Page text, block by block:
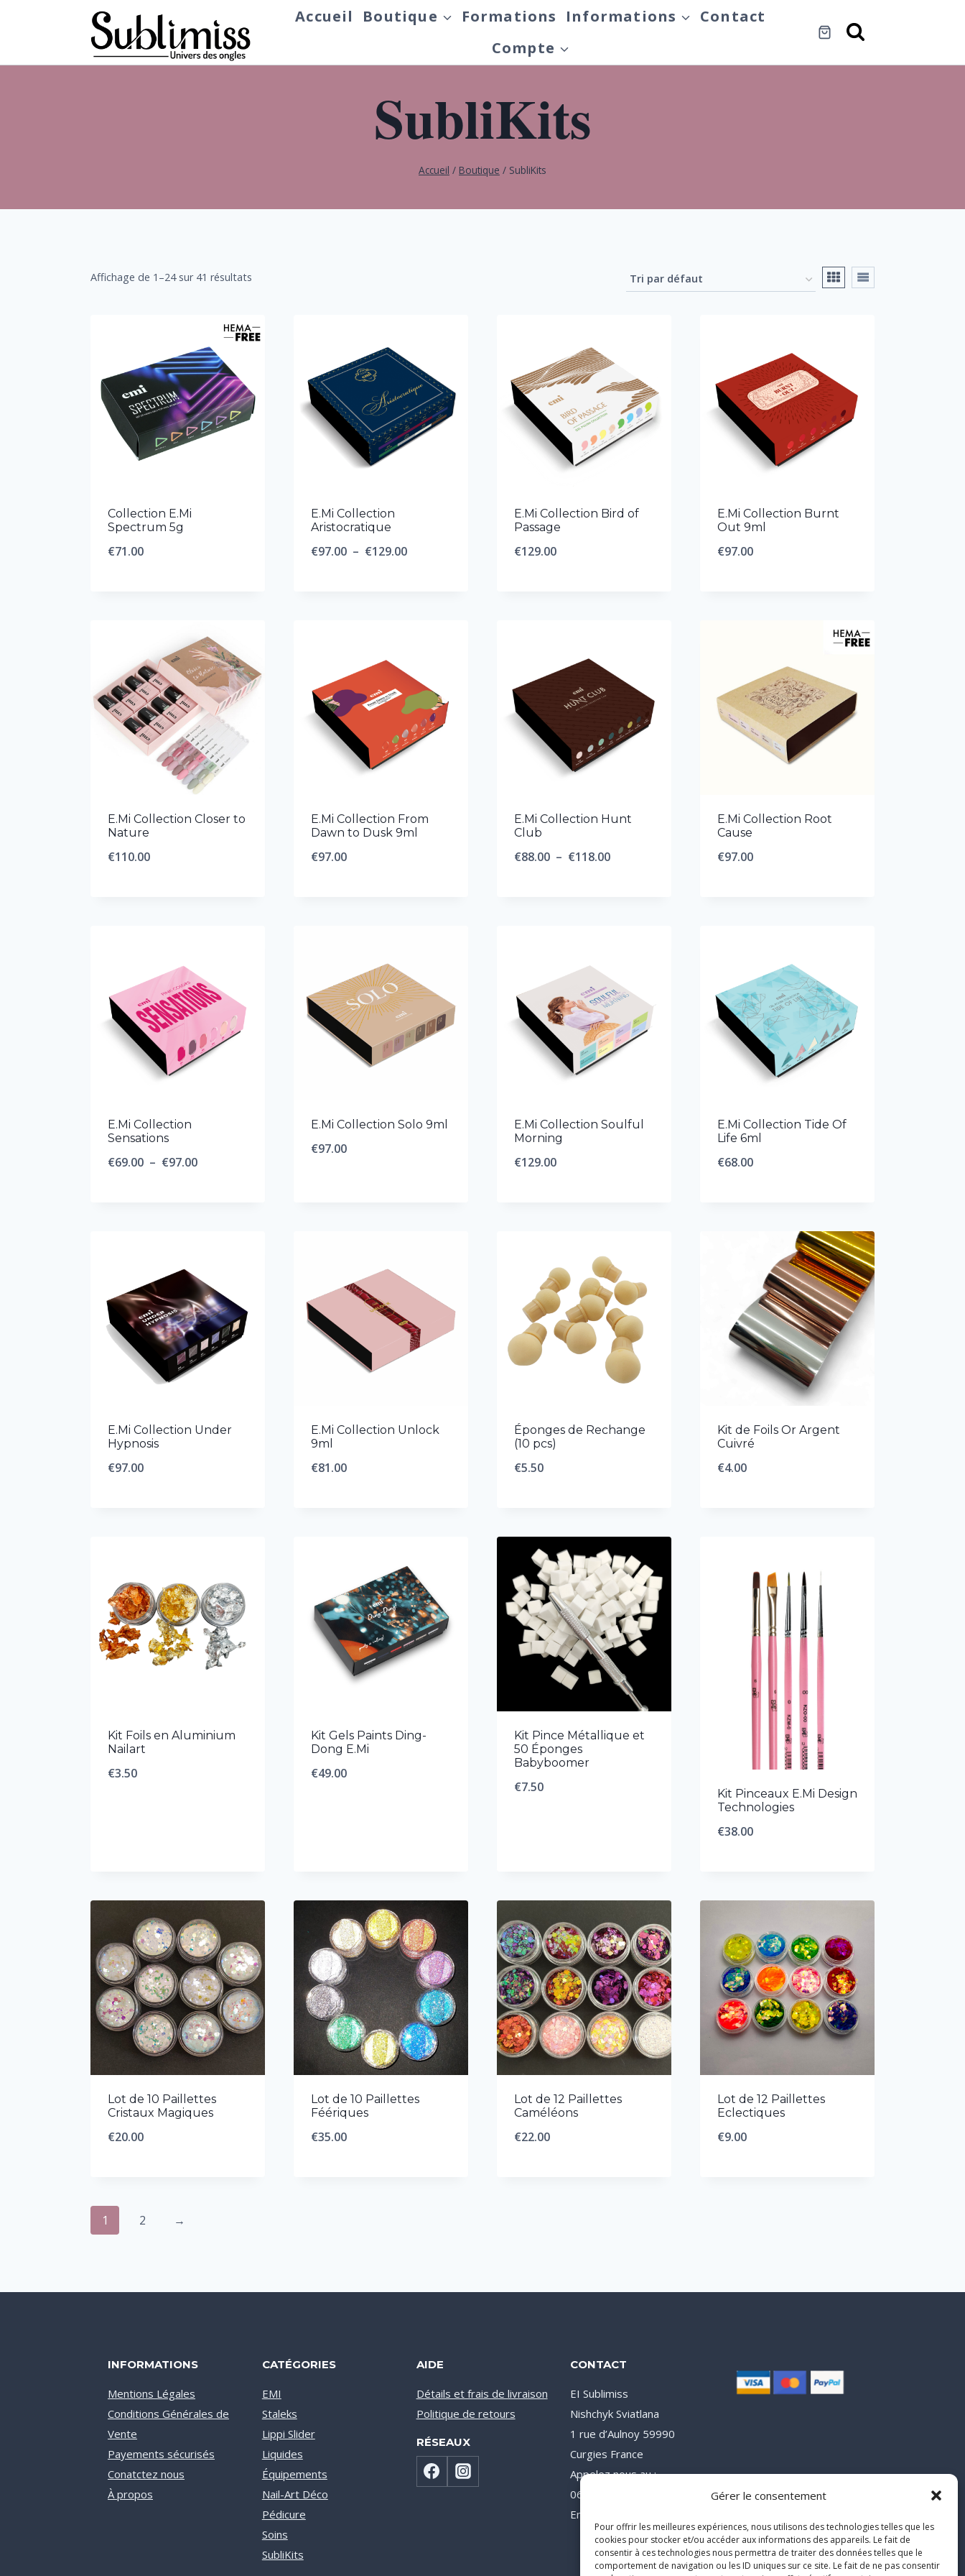
Gérer le consentement
Pour offrir les meilleures expériences, nous utilisons des technologies telles que les
cookies pour stocker et/ou accéder aux informations des appareils. Le fait de
consentir à ces technologies nous permettra de traiter des données telles que le
comportement de navigation ou les ID uniques sur ce site. Le fait de ne pas consentir
Accueil Boutique Formations Informations
Contact
Compte
SubliKits
Accueil / Boutique / SubliKits
Affichage de 1–24 sur 41 résultats
Collection E.Mi
Spectrum 5g
€71.00
E.Mi Collection
Aristocratique
€97.00 – €129.00Plage
E.Mi Collection Bird of
Passage
€129.00
E.Mi Collection Burnt
Out 9ml
€97.00
E.Mi Collection Closer to
Nature
€110.00
E.Mi Collection From
Dawn to Dusk 9ml
€97.00
E.Mi Collection Hunt
Club
€88.00 – €118.00Plage
E.Mi Collection Root
Cause
€97.00
E.Mi Collection
Sensations
€69.00 – €97.00Plage
€97.00
E.Mi Collection Solo 9ml
€97.00
E.Mi Collection Soulful
Morning
€129.00
E.Mi Collection Tide Of
Life 6ml
€68.00
E.Mi Collection Under
Hypnosis
€97.00
E.Mi Collection Unlock
9ml
€81.00
Éponges de Rechange
(10 pcs)
€5.50
Kit de Foils Or Argent
Cuivré
€4.00
Kit Foils en Aluminium
Nailart
€3.50
Kit Gels Paints Ding-
Dong E.Mi
€49.00
Kit Pince Métallique et
50 Éponges
Babyboomer
€7.50
Kit Pinceaux E.Mi Design
Technologies
€38.00
Lot de 10 Paillettes
Cristaux Magiques
€20.00
Lot de 10 Paillettes
Féériques
€35.00
Lot de 12 Paillettes
Caméléons
€22.00
Lot de 12 Paillettes
Eclectiques
€9.00
1 2 →
INFORMATIONS
Mentions Légales
Conditions Générales de
Vente
Payements sécurisés
Conatctez nous
À propos
CATÉGORIES
EMI
Staleks
Lippi Slider
Liquides
Équipements
Nail-Art Déco
Pédicure
Soins
SubliKits
AIDE
Détails et frais de livraison
Politique de retours
RÉSEAUX
CONTACT
EI Sublimiss
Nishchyk Sviatlana
1 rue d’Aulnoy 59990
Curgies France
Appelez nous au :
06 71 08 31 03
Email : info@sublimiss.fr